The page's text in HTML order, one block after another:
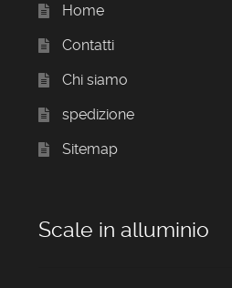
Home
Contatti
Chi siamo
spedizione
Sitemap
Scale in alluminio